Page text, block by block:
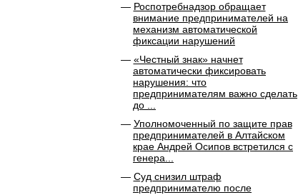
Роспотребнадзор обращает
внимание предпринимателей на
механизм автоматической
фиксации нарушений
«Честный знак» начнет
автоматически фиксировать
нарушения: что
предпринимателям важно сделать
до ...
Уполномоченный по защите прав
предпринимателей в Алтайском
крае Андрей Осипов встретился с
генера...
Суд снизил штраф
предпринимателю после